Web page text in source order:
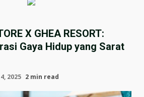
X GHEA RESORT:
Gaya Hidup yang Sarat
2025 2 min read